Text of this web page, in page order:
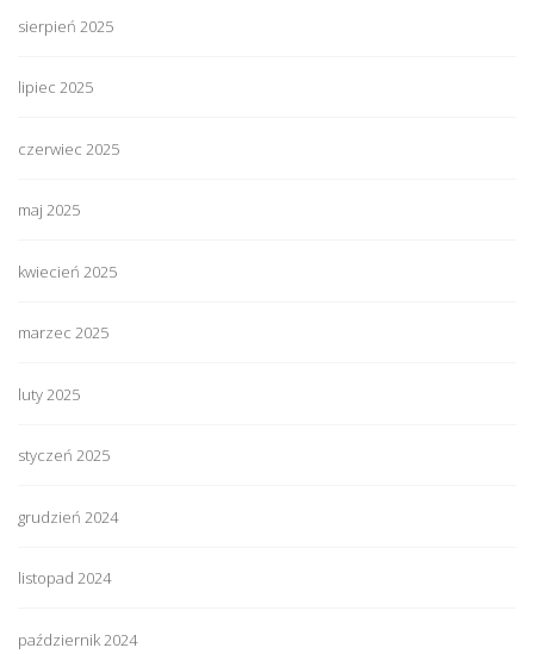
sierpień 2025
lipiec 2025
czerwiec 2025
maj 2025
kwiecień 2025
marzec 2025
luty 2025
styczeń 2025
grudzień 2024
listopad 2024
październik 2024